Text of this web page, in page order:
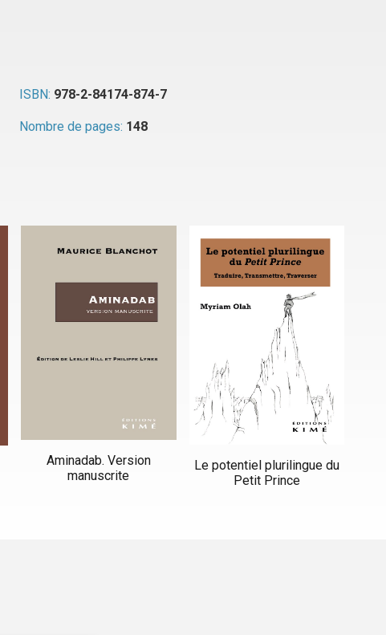
ISBN: 978-2-84174-874-7
Nombre de pages: 148
Aminadab. Version
manuscrite
Le potentiel plurilingue du
Petit Prince